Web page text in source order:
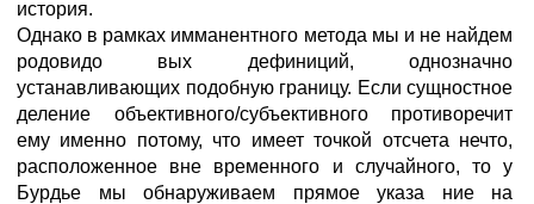
история.
Однако в рамках имманентного метода мы и не найдем
родовидо вых дефиниций, однозначно
устанавливающих подобную границу. Если сущностное
деление объективного/субъективного противоречит
ему именно потому, что имеет точкой отсчета нечто,
расположенное вне временного и случайного, то у
Бурдье мы обнаруживаем прямое указа ние на